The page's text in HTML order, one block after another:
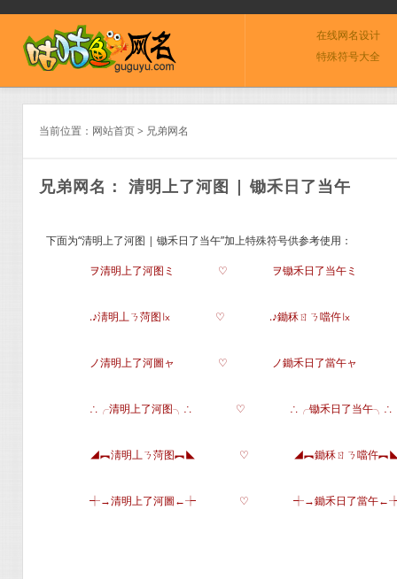
在线网名设计
特殊符号大全
当前位置： 网站首页> 兄弟网名
兄弟网名： 清明上了河图 | 锄禾日了当午
下面为“清明上了河图 | 锄禾日了当午”加上特殊符号供参考使用：
ヲ清明上了河图ミ
♡ ヲ锄禾日了当午ミ
.♪淸明丄ㄋ菏图㏓ ♡ .♪鋤秝ㄖㄋ噹仵㏓
ノ清明上了河圖ャ ♡ ノ鋤禾日了當午ャ
∴╭清明上了河图╮∴ ♡ ∴╭锄禾日了当午╮∴
◢︻淸明丄ㄋ菏图︻◣ ♡ ◢︻鋤秝ㄖㄋ噹仵
┽→清明上了河圖←┾ ♡ ┽→鋤禾日了當午